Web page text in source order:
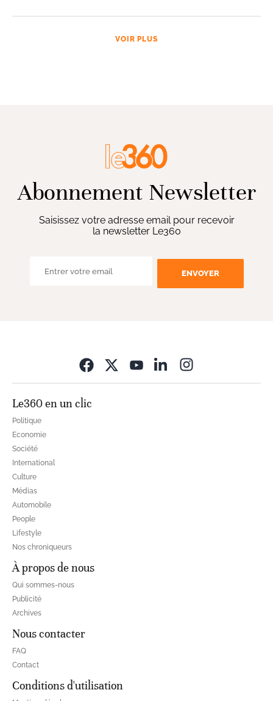
VOIR PLUS
Abonnement Newsletter
Saisissez votre adresse email pour recevoir
la newsletter Le360
ENVOYER
Le360 en un clic
Politique
Economie
Société
International
Culture
Médias
Automobile
People
Lifestyle
Nos chroniqueurs
À propos de nous
Qui sommes-nous
Publicité
Archives
Nous contacter
FAQ
Contact
Conditions d'utilisation